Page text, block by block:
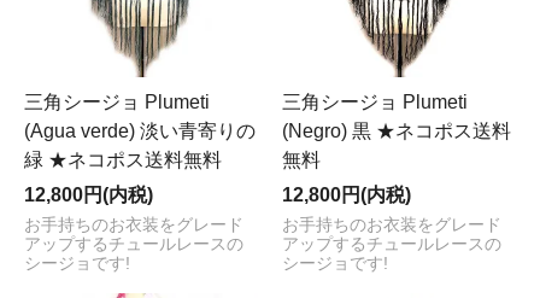
三角シージョ Plumeti
(Agua verde) 淡い青寄りの
緑 ★ネコポス送料無料
12,800円(内税)
お手持ちのお衣装をグレード
アップするチュールレースの
シージョです!
三角シージョ Plumeti
(Negro) 黒 ★ネコポス送料
無料
12,800円(内税)
お手持ちのお衣装をグレード
アップするチュールレースの
シージョです!